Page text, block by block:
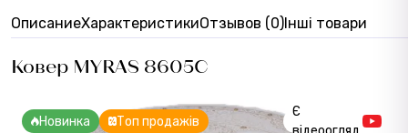
ОписаниеХарактеристикиОтзывов (0)Інші товари
Ковер MYRAS 8605C
Новинка Топ продажів
Є